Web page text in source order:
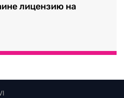
лицензию на